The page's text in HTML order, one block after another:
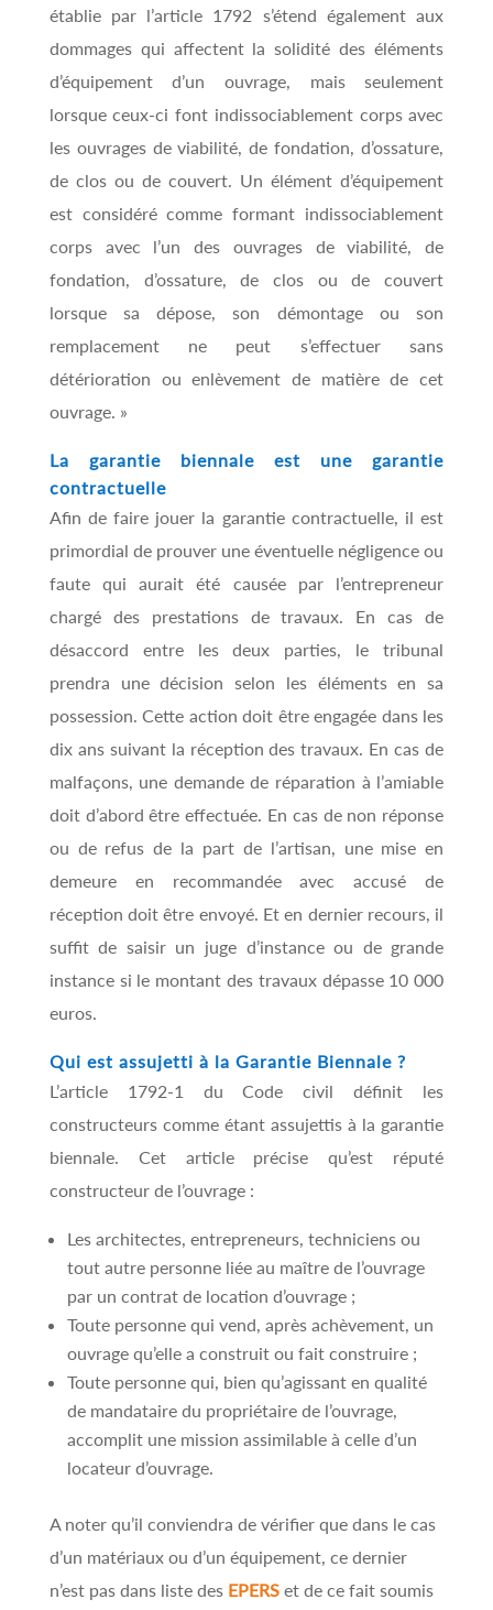
établie par l’article 1792 s’étend également aux
dommages qui affectent la solidité des éléments
d’équipement d’un ouvrage, mais seulement
lorsque ceux-ci font indissociablement corps avec
les ouvrages de viabilité, de fondation, d’ossature,
de clos ou de couvert. Un élément d’équipement
est considéré comme formant indissociablement
corps avec l’un des ouvrages de viabilité, de
fondation, d’ossature, de clos ou de couvert
lorsque sa dépose, son démontage ou son
remplacement ne peut s’effectuer sans
détérioration ou enlèvement de matière de cet
ouvrage. »
La garantie biennale est une garantie
contractuelle
Afin de faire jouer la garantie contractuelle, il est
primordial de prouver une éventuelle négligence ou
faute qui aurait été causée par l’entrepreneur
chargé des prestations de travaux. En cas de
désaccord entre les deux parties, le tribunal
prendra une décision selon les éléments en sa
possession. Cette action doit être engagée dans les
dix ans suivant la réception des travaux. En cas de
malfaçons, une demande de réparation à l’amiable
doit d’abord être effectuée. En cas de non réponse
ou de refus de la part de l’artisan, une mise en
demeure en recommandée avec accusé de
réception doit être envoyé. Et en dernier recours, il
suffit de saisir un juge d’instance ou de grande
instance si le montant des travaux dépasse 10 000
euros.
Qui est assujetti à la Garantie Biennale ?
L’article 1792-1 du Code civil définit les
constructeurs comme étant assujettis à la garantie
biennale. Cet article précise qu’est réputé
constructeur de l’ouvrage :
Les architectes, entrepreneurs, techniciens ou
tout autre personne liée au maître de l’ouvrage
par un contrat de location d’ouvrage ;
Toute personne qui vend, après achèvement, un
ouvrage qu’elle a construit ou fait construire ;
Toute personne qui, bien qu’agissant en qualité
de mandataire du propriétaire de l’ouvrage,
accomplit une mission assimilable à celle d’un
locateur d’ouvrage.
A noter qu’il conviendra de vérifier que dans le cas
d’un matériaux ou d’un équipement, ce dernier
n’est pas dans liste des EPERSet de ce fait soumis